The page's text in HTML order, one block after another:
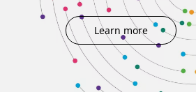
Learn more